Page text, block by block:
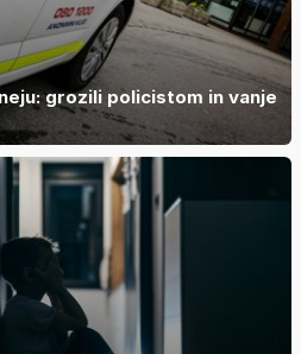
grozili policistom in vanje